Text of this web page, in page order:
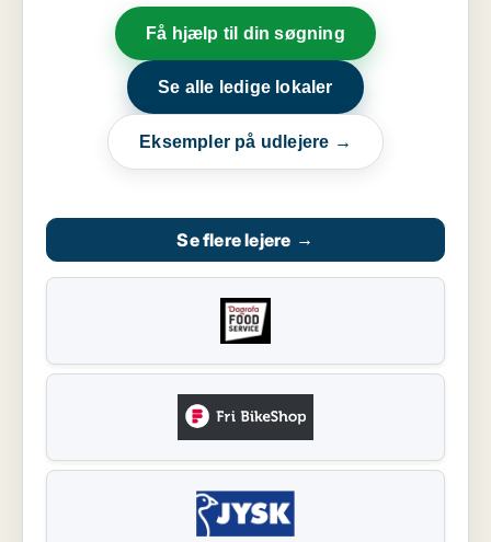
Få hjælp til din søgning
Se alle ledige lokaler
Eksempler på udlejere →
Se flere lejere →